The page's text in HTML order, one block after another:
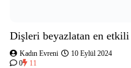
Dişleri beyazlatan en
Kadın Evreni
10 Eylül 2024
0
11